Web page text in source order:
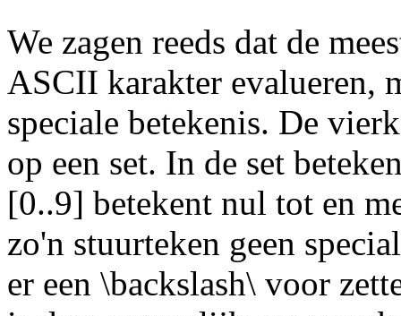
We zagen reeds dat de
ASCII karakter evalueren,
speciale betekenis. De
op een set. In de set
[0..9] betekent nul tot en
zo'n stuurteken geen
er een \backslash\ voor